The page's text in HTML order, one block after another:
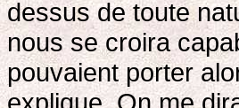
dessus de toute
nous se croira
pouvaient porter
explique. On me